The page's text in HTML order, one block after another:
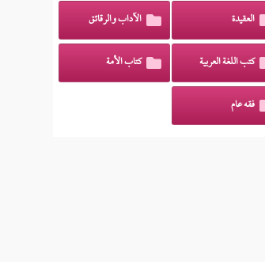
العقيدة الآداب والرقائق
كتب اللغة العربية كتاب الأمة
فقه عام